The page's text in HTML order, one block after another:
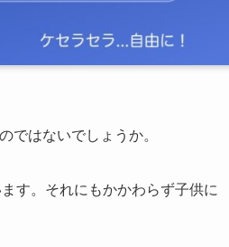
ではないでしょうか。
す。それにもかかわらず子供に